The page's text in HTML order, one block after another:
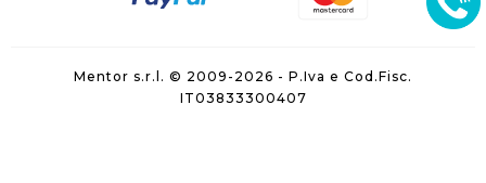
Mentor s.r.l. © 2009-2026 - P.Iva e Cod.Fisc.
IT03833300407